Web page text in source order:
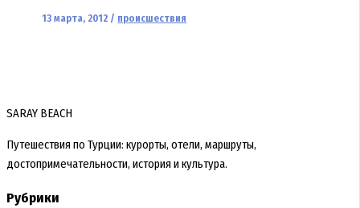
13 марта, 2012 / происшествия
SARAY BEACH
Путешествия по Турции: курорты, отели, маршруты,
достопримечательности, история и культура.
Рубрики